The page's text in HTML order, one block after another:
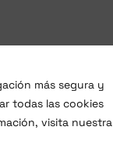
más segura y
todas las cookies
visita nuestra